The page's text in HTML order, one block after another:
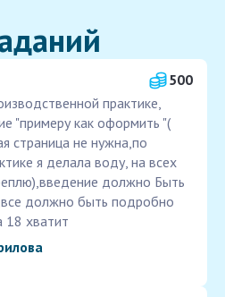
500
практике,
"примеру как оформить "(
страница не нужна,по
я делала воду, на всех
должно Быть
должно быть подробно
18 хватит